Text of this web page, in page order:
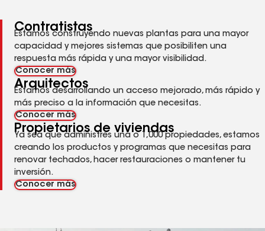
Contratistas
Estamos construyendo nuevas plantas para una mayor
capacidad y mejores sistemas que posibiliten una
respuesta más rápida y una mayor visibilidad.
Conocer más
Arquitectos
Estamos desarrollando un acceso mejorado, más rápido y
más preciso a la información que necesitas.
Conocer más
Propietarios de viviendas
Ya sea que administres una o 1,000 propiedades, estamos
creando los productos y programas que necesitas para
renovar techados, hacer restauraciones o mantener tu
inversión.
Conocer más